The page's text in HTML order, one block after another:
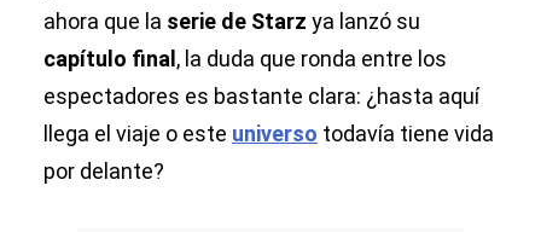
ahora que la serie de Starz ya lanzó su
capítulo final , la duda que ronda entre los
espectadores es bastante clara: ¿hasta aquí
llega el viaje o este universo todavía tiene vida
por delante?